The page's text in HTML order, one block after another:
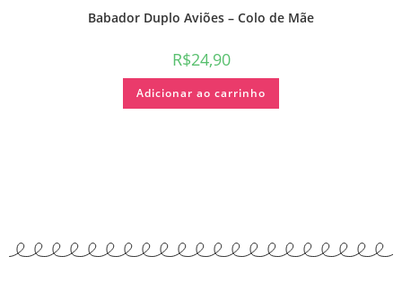
Babador Duplo Aviões – Colo de Mãe
R$24,90
Adicionar ao carrinho